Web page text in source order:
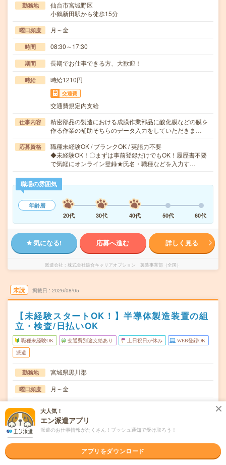
勤務地
仙台市宮城野区
小鶴新田駅から徒歩15分
曜日頻度 月～金
時間 08:30～17:30
期間 長期でお仕事できる方、大歓迎！
時給 時給1210円
交通費
交通費規定内支給
仕事内容
精密部品の製造における成膜作業部品に酸化膜などの膜を
作る作業の補助そちらのデータ入力をしていただきま…
応募資格
職種未経験OK / ブランクOK / 英語力不要
◆未経験OK！〇まずは事前登録だけでもOK！履歴書不要
で気軽にオンライン登録★氏名・職種などを入力す…
職場の雰囲気
年齢層
20代
30代 40代 50代 60代
気になる! 応募へ進む 詳しく見る
派遣会社 株式会社綜合キャリアオプション 製造事業部（全国）
未読 掲載日 2026/08/05
【未経験スタートOK！】半導体製造装置の組
立・検査/日払いOK
職種未経験OK 交通費別途支給あり 土日祝日が休み WEB登録OK
派遣
勤務地 宮城県黒川郡
曜日頻度 月～金
期間 長期でお仕事できる方、大歓迎！
時給
大人気！
エン派遣アプリ
派遣のお仕事情報がたくさん！プッシュ通知で受け取ろう！
アプリをダウンロード